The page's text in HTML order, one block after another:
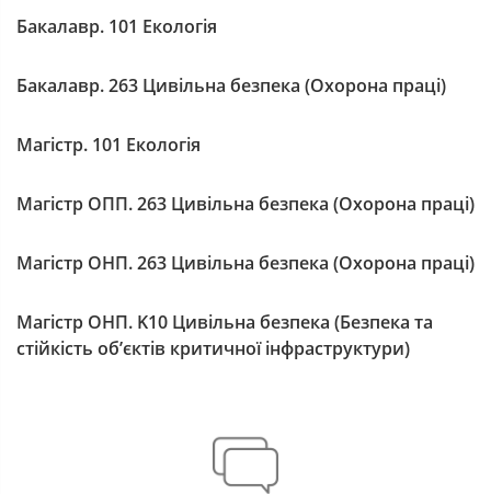
Бакалавр. 101 Екологія
Бакалавр. 263 Цивільна безпека (Охорона праці)
Магістр. 101 Екологія
Магістр ОПП. 263 Цивільна безпека (Охорона праці)
Магістр ОНП. 263 Цивільна безпека (Охорона праці)
Магістр ОНП. K10 Цивільна безпека (Безпека та
стійкість об’єктів критичної інфраструктури)